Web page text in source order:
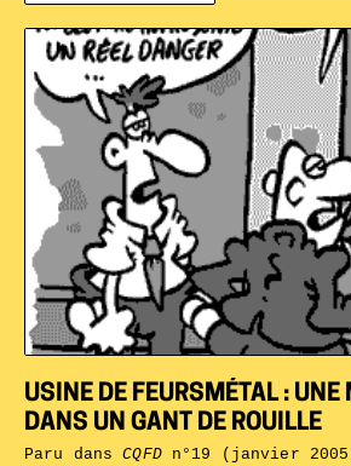
USINE DE FEURSMÉTAL : UNE
DANS UN GANT DE ROUILLE
Paru dansCQFDn°19 (janvier